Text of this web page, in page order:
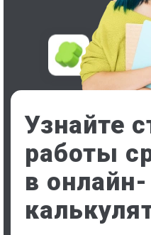
Узнайте
работы
в онлайн-